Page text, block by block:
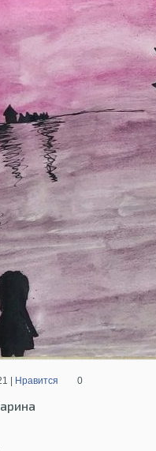
| Нравится 0